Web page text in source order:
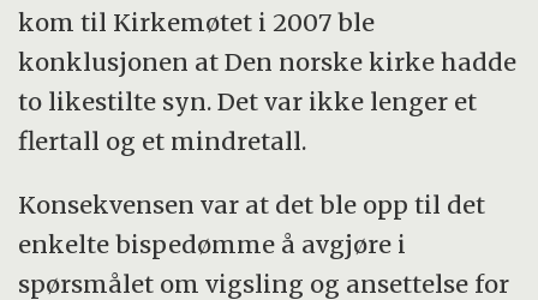
kom til Kirkemøtet i 2007 ble
konklusjonen at Den norske kirke hadde
to likestilte syn. Det var ikke lenger et
flertall og et mindretall.
Konsekvensen var at det ble opp til det
enkelte bispedømme å avgjøre i
spørsmålet om vigsling og ansettelse for